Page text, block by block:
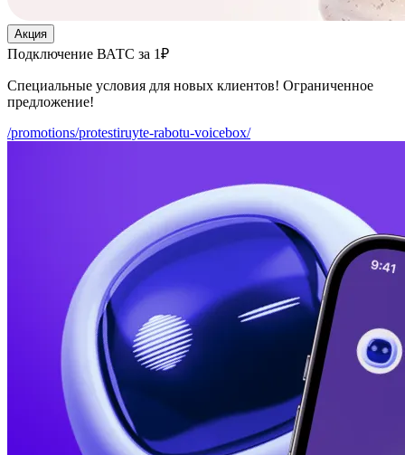
Акция
Подключение ВАТС за 1₽
Специальные условия для новых клиентов! Ограниченное
предложение!
/promotions/protestiruyte-rabotu-voicebox/